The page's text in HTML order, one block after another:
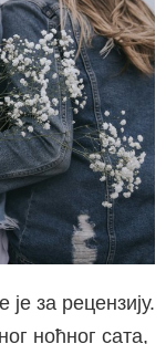
за рецензију.
ноћног сата,